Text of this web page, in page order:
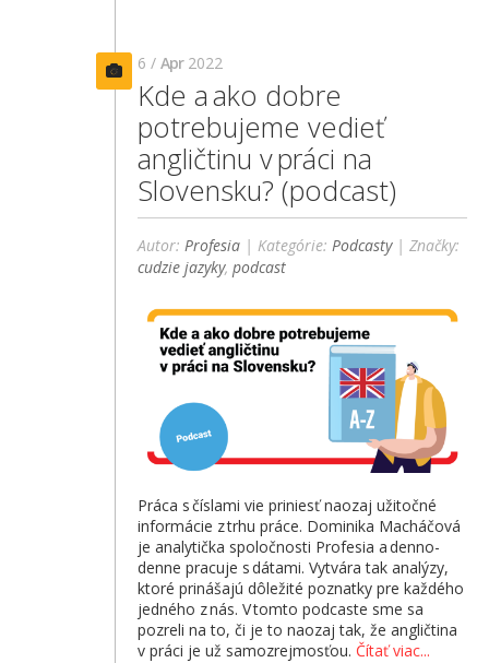
6 /Apr 2022
Kde a ako dobre
potrebujeme vedieť
angličtinu v práci na
Slovensku? (podcast)
Autor:Profesia | Kategórie:Podcasty| Značky:
cudzie jazyky,podcast
Práca s číslami vie priniesť naozaj užitočné
informácie z trhu práce. Dominika Macháčová
je analytička spoločnosti Profesia a denno-
denne pracuje s dátami. Vytvára tak analýzy,
ktoré prinášajú dôležité poznatky pre každého
jedného z nás. V tomto podcaste sme sa
pozreli na to, či je to naozaj tak, že angličtina
v práci je už samozrejmosťou. Čítať viac...